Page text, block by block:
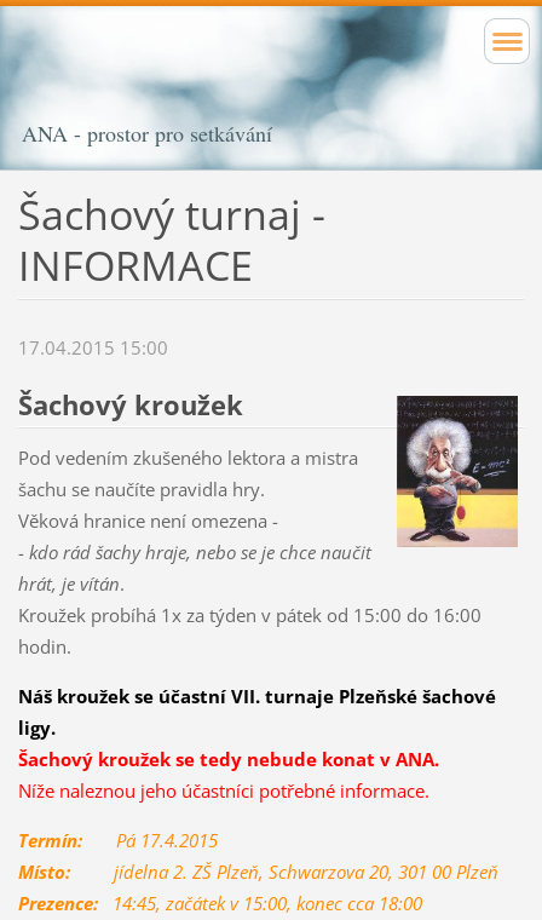
ANA - prostor pro setkávání
Šachový turnaj -
INFORMACE
17.04.2015 15:00
Šachový kroužek
Pod vedením zkušeného lektora a mistra
šachu se naučíte pravidla hry.
Věková hranice není omezena -
- kdo rád šachy hraje, nebo se je chce naučit
hrát, je vítán.
Kroužek probíhá 1x za týden v pátek od 15:00 do 16:00
hodin.
Náš kroužek se účastní VII. turnaje Plzeňské šachové
ligy.
Šachový kroužek se tedy nebude konat v ANA.
Níže naleznou jeho účastníci potřebné informace.
Termín:Pá 17.4.2015
Místo:jídelna 2. ZŠ Plzeň, Schwarzova 20, 301 00 Plzeň
Prezence:14:45, začátek v 15:00, konec cca 18:00